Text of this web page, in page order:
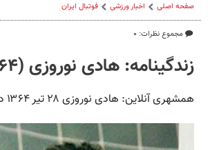
صفحه اصلی اخبار ورزشی فوتبال ايران
مجموع نظرات: ۰
زندگینامه: هادی نوروزی (۱۳۶۴-۱۳۹۴)
همشهری آنلاین: هادی نوروزی ۲۸ تیر ۱۳۶۴ در بابل به دنیا آمد.